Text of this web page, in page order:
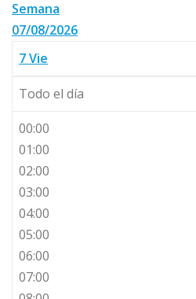
Semana
07/08/2026
7Vie
Todo el día
00:00
01:00
02:00
03:00
04:00
05:00
06:00
07:00